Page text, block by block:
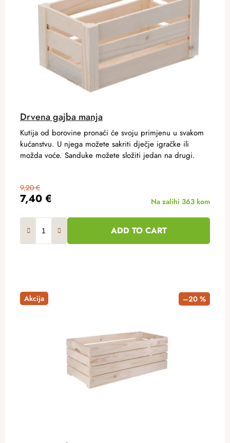
Drvena gajba manja
7,40 €
9,20 €
Na zalihi 363 kom
ADD TO CART
Kutija od borovine pronaći će svoju primjenu u svakom
kućanstvu. U njega možete sakriti dječje igračke ili
možda voće. Sanduke možete složiti jedan na drugi.
Akcija –20 %